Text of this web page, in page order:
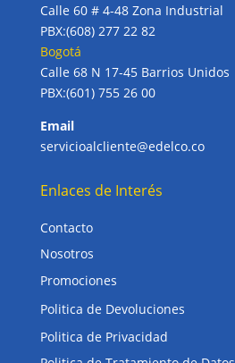
Calle 60 # 4-48 Zona Industrial
PBX:(608) 277 22 82
Bogotá
Calle 68 N 17-45 Barrios Unidos
PBX:(601) 755 26 00
Email
servicioalcliente@edelco.co
Enlaces de Interés
Contacto
Nosotros
Promociones
Politica de Devoluciones
Politica de Privacidad